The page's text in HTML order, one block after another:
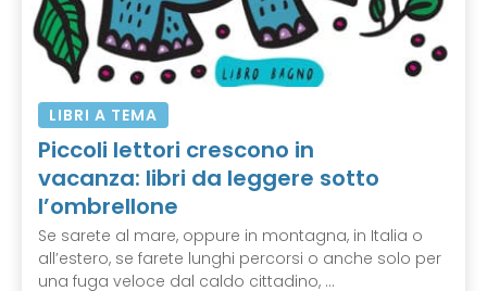
LIBRI A TEMA
Piccoli lettori crescono in
vacanza: libri da leggere sotto
l’ombrellone
Se sarete al mare, oppure in montagna, in Italia o
all’estero, se farete lunghi percorsi o anche solo per
una fuga veloce dal caldo cittadino, ...